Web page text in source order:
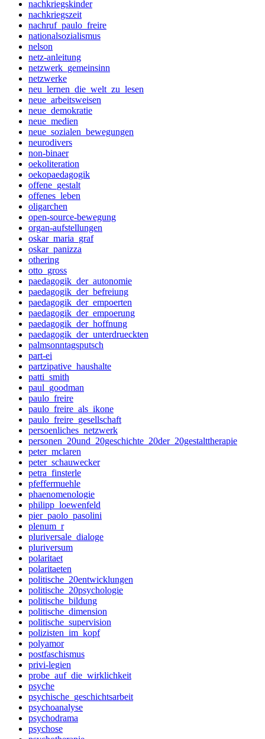
nachkriegskinder
nachkriegszeit
nachruf_paulo_freire
nationalsozialismus
nelson
netz-anleitung
netzwerk_gemeinsinn
netzwerke
neu_lernen_die_welt_zu_lesen
neue_arbeitsweisen
neue_demokratie
neue_medien
neue_sozialen_bewegungen
neurodivers
non-binaer
oekoliteration
oekopaedagogik
offene_gestalt
offenes_leben
oligarchen
open-source-bewegung
organ-aufstellungen
oskar_maria_graf
oskar_panizza
othering
otto_gross
paedagogik_der_autonomie
paedagogik_der_befreiung
paedagogik_der_empoerten
paedagogik_der_empoerung
paedagogik_der_hoffnung
paedagogik_der_unterdrueckten
palmsonntagsputsch
part-ei
partzipative_haushalte
patti_smith
paul_goodman
paulo_freire
paulo_freire_als_ikone
paulo_freire_gesellschaft
persoenliches_netzwerk
personen_20und_20geschichte_20der_20gestalttherapie
peter_mclaren
peter_schauwecker
petra_finsterle
pfeffermuehle
phaenomenologie
philipp_loewenfeld
pier_paolo_pasolini
plenum_r
pluriversale_dialoge
pluriversum
polaritaet
polaritaeten
politische_20entwicklungen
politische_20psychologie
politische_bildung
politische_dimension
politische_supervision
polizisten_im_kopf
polyamor
postfaschismus
privi-legien
probe_auf_die_wirklichkeit
psyche
psychische_geschichtsarbeit
psychoanalyse
psychodrama
psychose